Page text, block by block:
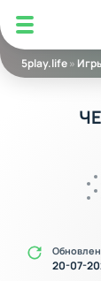
5play.life»
20-07-